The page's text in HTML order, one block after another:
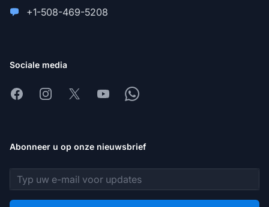
+1-508-469-5208
Sociale media
FacebookInstagram
X YoutubeWhatsapp
Abonneer u op onze nieuwsbrief
E-mailadres